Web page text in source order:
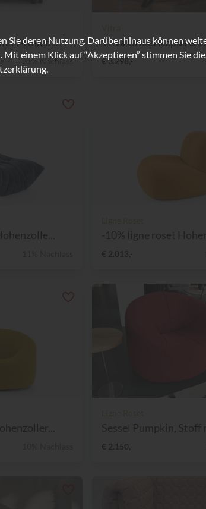
Armleh...
31% Nachlass
Vitra Grand Repos &
€ 3.298,-
Sie deren Nutzung. Darüber hinaus können
einem Klick auf “Akzeptieren” stimmen Sie